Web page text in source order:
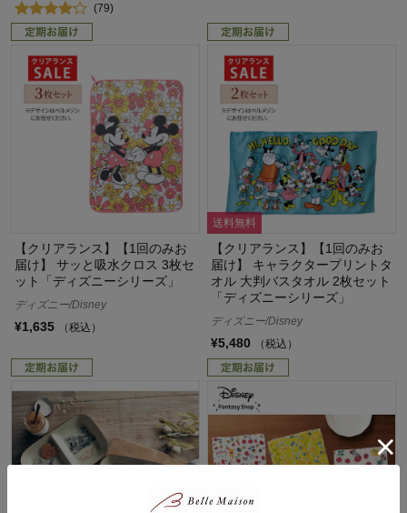
(79)
【クリアランス】【1回のみお
届け】 サッと吸水クロス 3枚セ
ット「ディズニーシリーズ」
ディズニー/Disney
¥1,635 （税込）
送料無料
【クリアランス】【1回のみお
届け】 キャラクタープリントタ
オル 大判バスタオル 2枚セット
「ディズニーシリーズ」
ディズニー/Disney
¥5,480 （税込）